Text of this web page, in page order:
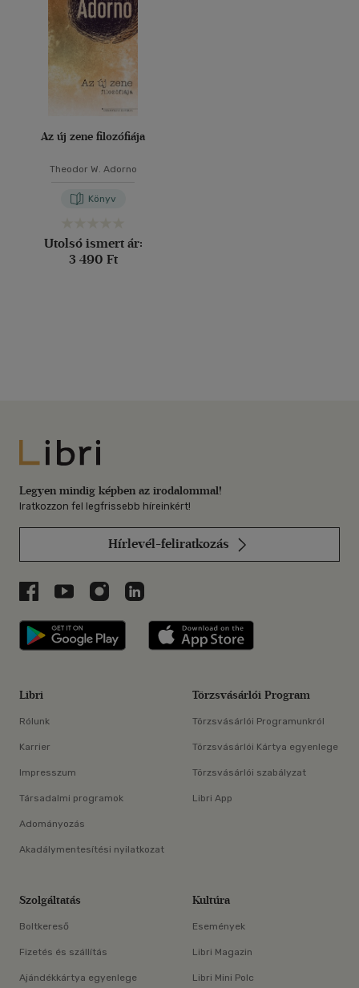
Az új zene filozófiája
Theodor W. Adorno
Könyv
Utolsó ismert ár:
3 490 Ft
Libri
Legyen mindig képben az irodalommal!
Iratkozzon fel legfrissebb híreinkért!
Hírlevél-feliratkozás
Libri a Facebookon
Libri a Youtube-on
Libri az Instagramon
Libri a LinkedInen
Libri applikáció Szerezd meg: Google
Libri
Rólunk
Karrier
Impresszum
Társadalmi programok
Adományozás
Akadálymentesítési nyilatkozat
Törzsvásárlói Program
Törzsvásárlói Programunkról
Törzsvásárlói Kártya egyenlege
Törzsvásárlói szabályzat
Libri App
Szolgáltatás
Boltkereső
Fizetés és szállítás
Ajándékkártya egyenlege
Kultúra
Események
Libri Magazin
Libri Mini Polc